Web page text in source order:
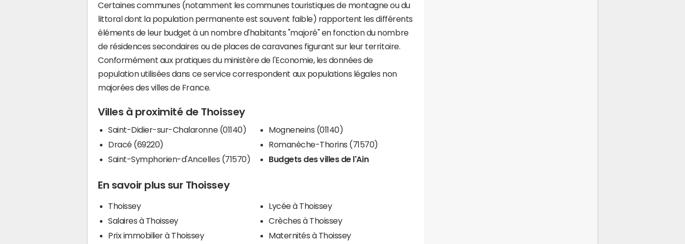
Certaines communes (notamment les communes touristiques de montagne ou du
littoral dont la population permanente est souvent faible) rapportent les différents
éléments de leur budget à un nombre d'habitants "majoré" en fonction du nombre
de résidences secondaires ou de places de caravanes figurant sur leur territoire.
Conformément aux pratiques du ministère de l'Economie, les données de
population utilisées dans ce service correspondent aux populations légales non
majorées des villes de France.
Villes à proximité de Thoissey
Saint-Didier-sur-Chalaronne (01140)
Dracé (69220)
Saint-Symphorien-d'Ancelles (71570)
Mogneneins (01140)
Romanèche-Thorins (71570)
Budgets des villes de l'Ain
En savoir plus sur Thoissey
Thoissey
Salaires à Thoissey
Prix immobilier à Thoissey
Lycée à Thoissey
Crèches à Thoissey
Maternités à Thoissey